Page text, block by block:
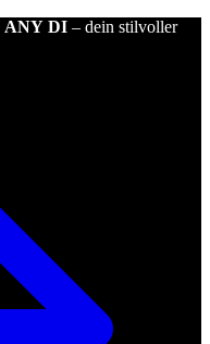
ANY DI – dein stilvoller